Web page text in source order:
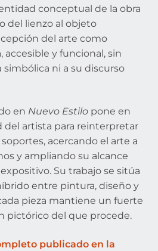
conceptual de la obra
del lienzo al objeto
del arte como
accesible y funcional, sin
simbólica ni a su discurso
en Nuevo Estilo pone en
del artista para reinterpretar
acercando el arte a
y ampliando su alcance
Su trabajo se sitúa
entre pintura, diseño y
pieza mantiene un fuerte
pictórico del que procede.
publicado en la